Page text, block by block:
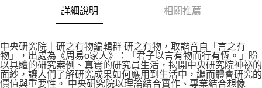
詳細說明 相關推薦
中央研究院｜研之有物編輯群 研之有物，取諧音自「言之有
物」，出處為《周易o家人》：「君子以言有物而行有恆。」盼
以具體的研究案例、真實的研究員生活，揭開中央研究院神祕的
面紗，讓人們了解研究成果如何應用到生活中，繼而體會研究的
價值與重要性。 中央研究院以理論結合實作、專業結合想像